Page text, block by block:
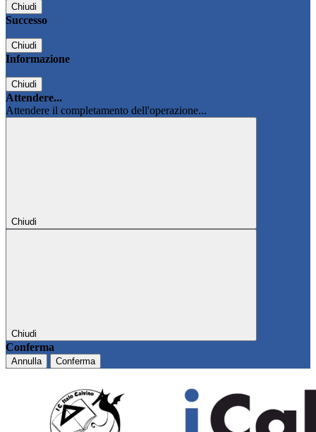
Chiudi
Successo
Chiudi
Informazione
Chiudi
Attendere...
Attendere il completamento dell'operazione...
Chiudi
Chiudi
Conferma
Annulla Conferma